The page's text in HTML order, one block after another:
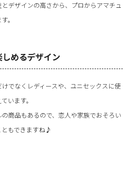
デザインの高さから、プロからアマチュ
。
めるデザイン
でなくレディースや、ユニセックスに使
います。
商品もあるので、恋人や家族でおそろい
もできますね♪